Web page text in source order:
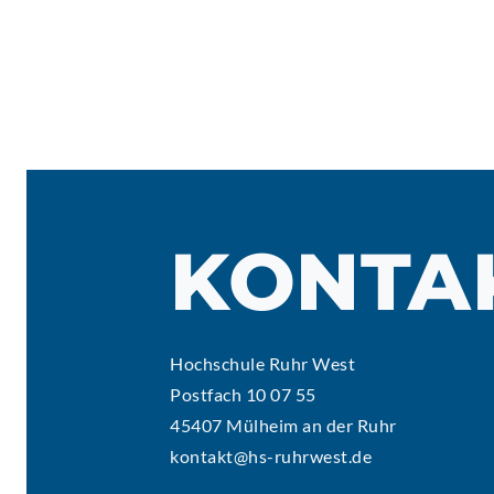
Hochschule Ruhr West
Postfach 10 07 55
45407 Mülheim an der Ruhr
kontakt@hs-ruhrwest.de